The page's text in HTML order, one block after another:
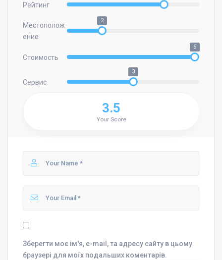
Рейтинг
Местополож
ение
2
Стоимость
5
Сервис
3
3.5
Your Score
Зберегти моє ім'я, e-mail, та адресу сайту в цьому
браузері для моїх подальших коментарів.